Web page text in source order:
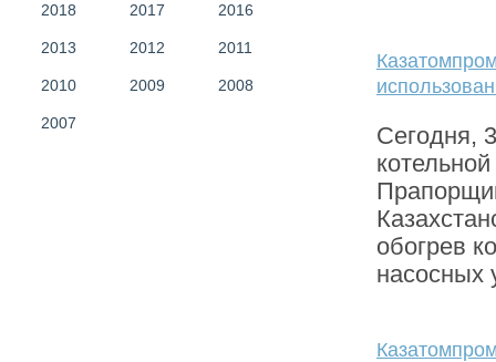
2018 2017 2016
2013 2012 2011
2010 2009 2008
2007
Сегодня,
обогрев
насосных